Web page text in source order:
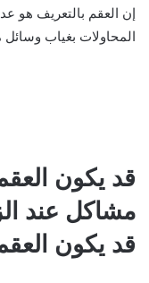
إن العقم بالتعريف هو
المحاولات بغياب وسائل
قد يكون
مشاكل عند
قد يكون